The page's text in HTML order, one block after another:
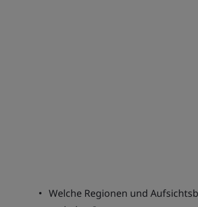
Welche Regionen und